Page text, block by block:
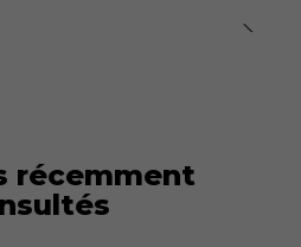
récemment